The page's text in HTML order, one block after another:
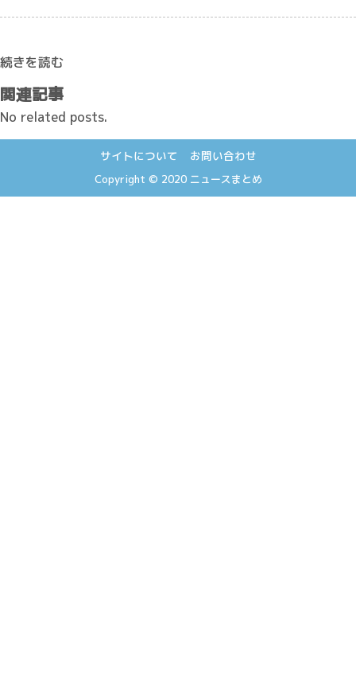
続きを読む
関連記事
No related posts.
サイトについて お問い合わせ
Copyright © 2020 ニュースまとめ